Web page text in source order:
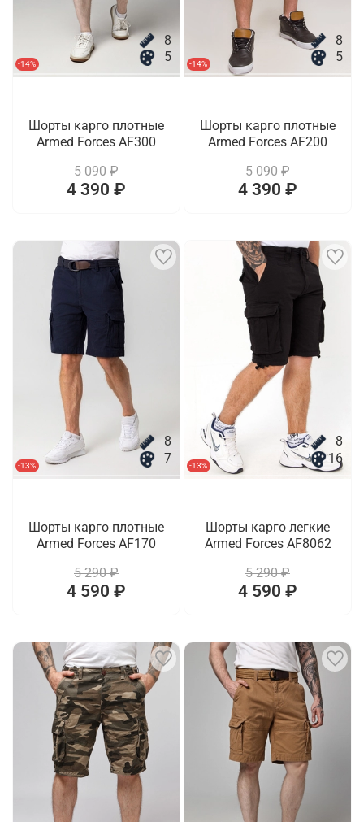
-14%
8
5
Шорты карго плотные
Armed Forces AF300
5 090 ₽
4 390 ₽
-14%
8
5
Шорты карго плотные
Armed Forces AF200
5 090 ₽
4 390 ₽
-13%
8
7
Шорты карго плотные
Armed Forces AF170
5 290 ₽
4 590 ₽
-13%
8
16
Шорты карго легкие
Armed Forces AF8062
5 290 ₽
4 590 ₽